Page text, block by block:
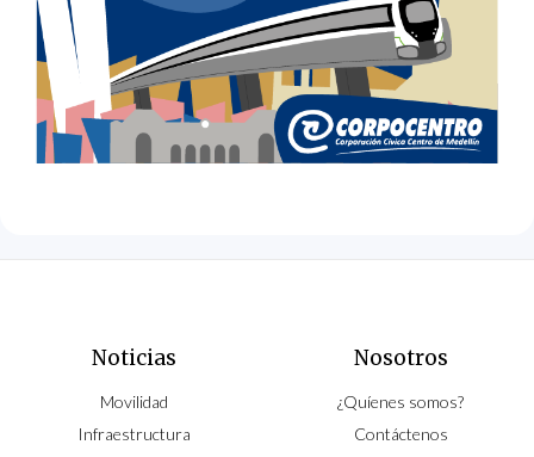
Noticias
Movilidad
Infraestructura
Nosotros
¿Quíenes somos?
Contáctenos